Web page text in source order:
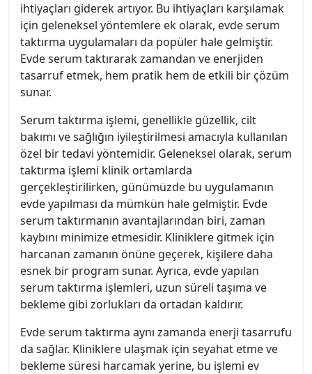
ihtiyaçları giderek artıyor. Bu ihtiyaçları karşılamak
için geleneksel yöntemlere ek olarak, evde serum
taktırma uygulamaları da popüler hale gelmiştir.
Evde serum taktırarak zamandan ve enerjiden
tasarruf etmek, hem pratik hem de etkili bir çözüm
sunar.
Serum taktırma işlemi, genellikle güzellik, cilt
bakımı ve sağlığın iyileştirilmesi amacıyla kullanılan
özel bir tedavi yöntemidir. Geleneksel olarak, serum
taktırma işlemi klinik ortamlarda
gerçekleştirilirken, günümüzde bu uygulamanın
evde yapılması da mümkün hale gelmiştir. Evde
serum taktırmanın avantajlarından biri, zaman
kaybını minimize etmesidir. Kliniklere gitmek için
harcanan zamanın önüne geçerek, kişilere daha
esnek bir program sunar. Ayrıca, evde yapılan
serum taktırma işlemleri, uzun süreli taşıma ve
bekleme gibi zorlukları da ortadan kaldırır.
Evde serum taktırma aynı zamanda enerji tasarrufu
da sağlar. Kliniklere ulaşmak için seyahat etme ve
bekleme süresi harcamak yerine, bu işlemi ev